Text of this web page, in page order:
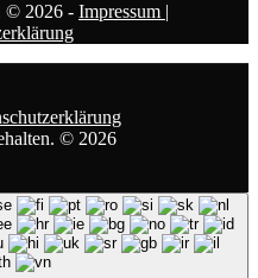
© 2026 - Impressum |
© 2026